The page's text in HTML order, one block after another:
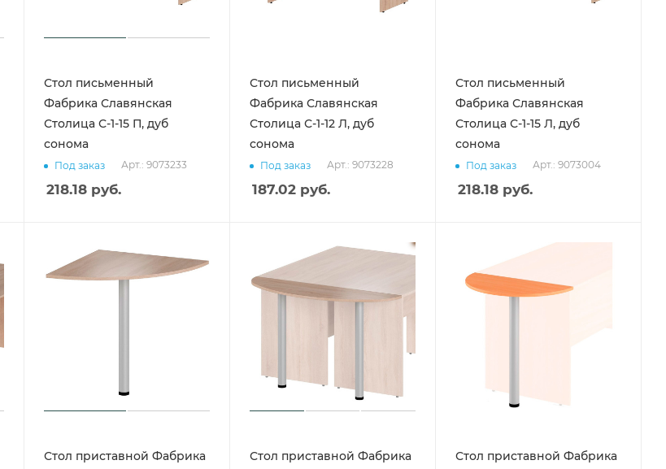
Стол письменный
Фабрика Славянская
Столица С-1-15 П, дуб
сонома
Под заказ Арт.: 9073233
218.18 руб.
Стол письменный
Фабрика Славянская
Столица С-1-12 Л, дуб
сонома
Под заказ Арт.: 9073228
187.02 руб.
Стол письменный
Фабрика Славянская
Столица С-1-15 Л, дуб
сонома
Под заказ Арт.: 9073004
218.18 руб.
Стол приставной Фабрика
Стол приставной Фабрика
Стол приставной Фабрика